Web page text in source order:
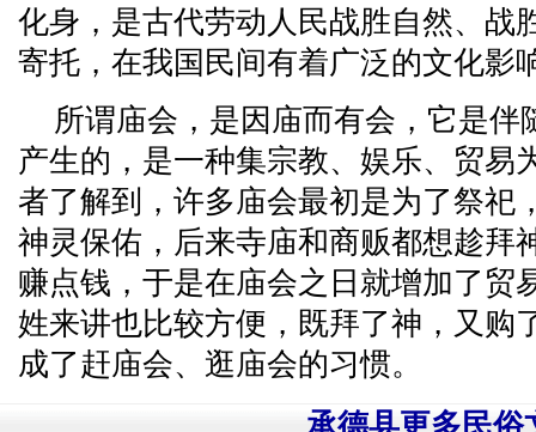
化身，是古代劳动人民战胜自然、战
寄托，在我国民间有着广泛的文化影
所谓庙会，是因庙而有会，它是伴
产生的，是一种集宗教、娱乐、贸易
者了解到，许多庙会最初是为了祭祀
神灵保佑，后来寺庙和商贩都想趁拜
赚点钱，于是在庙会之日就增加了贸
姓来讲也比较方便，既拜了神，又购
成了赶庙会、逛庙会的习惯。